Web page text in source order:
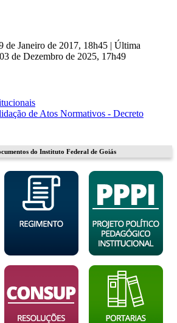
de Janeiro de 2017, 18h45 | Última
de Dezembro de 2025, 17h49
de Atos Normativos - Decreto
do Instituto Federal de Goiás